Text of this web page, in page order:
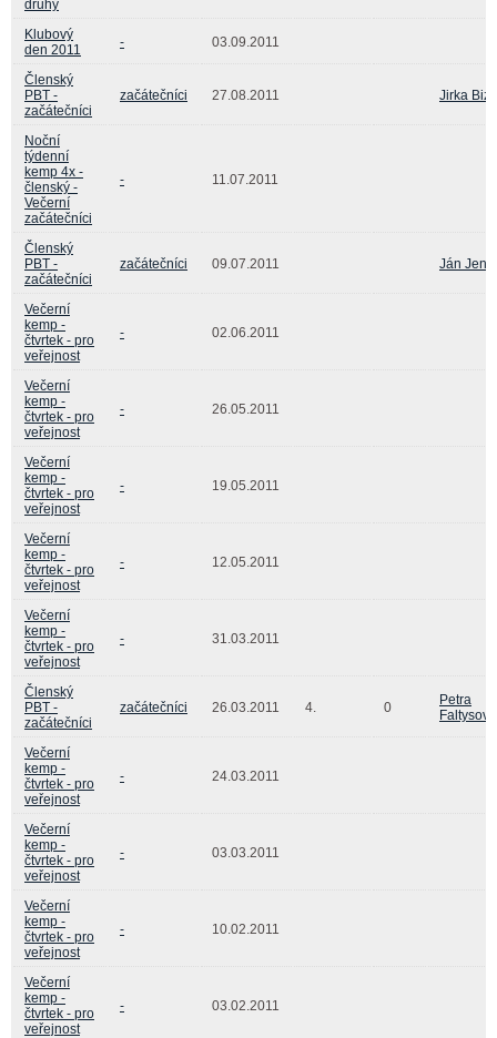
druhý
Klubový
den 2011
- 03.09.2011
Členský
PBT -
začátečníci
začátečníci 27.08.2011 Jirka Biza
Noční
týdenní
kemp 4x -
členský -
Večerní
začátečníci
- 11.07.2011
Členský
PBT -
začátečníci
začátečníci 09.07.2011 Ján
Večerní
kemp -
čtvrtek - pro
veřejnost
- 02.06.2011
Večerní
kemp -
čtvrtek - pro
veřejnost
- 26.05.2011
Večerní
kemp -
čtvrtek - pro
veřejnost
- 19.05.2011
Večerní
kemp -
čtvrtek - pro
veřejnost
- 12.05.2011
Večerní
kemp -
čtvrtek - pro
veřejnost
- 31.03.2011
Členský
PBT -
začátečníci
začátečníci 26.03.2011 4. 0
Petra
Faltysová
Večerní
kemp -
čtvrtek - pro
veřejnost
- 24.03.2011
Večerní
kemp -
čtvrtek - pro
veřejnost
- 03.03.2011
Večerní
kemp -
čtvrtek - pro
veřejnost
- 10.02.2011
Večerní
kemp -
čtvrtek - pro
veřejnost
- 03.02.2011